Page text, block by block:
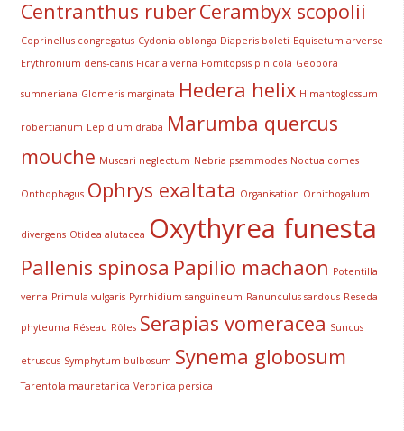
Centranthus ruberCerambyx scopolii
Coprinellus congregatus Cydonia oblonga Diaperis boleti Equisetum arvense
Erythronium dens-canis Ficaria verna Fomitopsis pinicola Geopora
sumneriana Glomeris marginata Hedera helix Himantoglossum
robertianum Lepidium draba Marumba quercus
mouche Muscari neglectum Nebria psammodes Noctua comes
Onthophagus Ophrys exaltata Organisation Ornithogalum
divergens Otidea alutacea Oxythyrea funesta
Pallenis spinosa Papilio machaon Potentilla
verna Primula vulgaris Pyrrhidium sanguineum Ranunculus sardous Reseda
phyteuma Réseau Rôles Serapias vomeracea Suncus
etruscus Symphytum bulbosum Synema globosum
Tarentola mauretanica Veronica persica